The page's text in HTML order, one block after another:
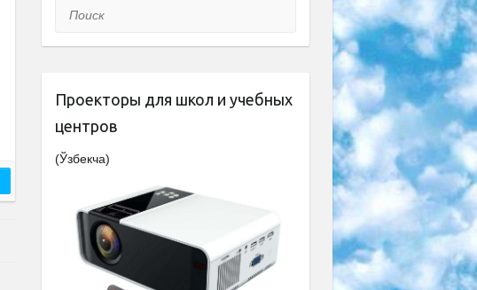
Поиск
Проекторы для школ и учебных
центров
(Ўзбекча)